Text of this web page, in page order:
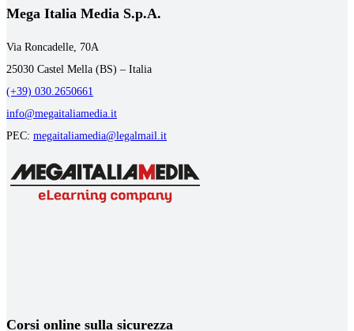
Mega Italia Media S.p.A.
Via Roncadelle, 70A
25030 Castel Mella (BS) – Italia
(+39) 030.2650661
info@megaitaliamedia.it
PEC: megaitaliamedia@legalmail.it
Corsi online sulla sicurezza